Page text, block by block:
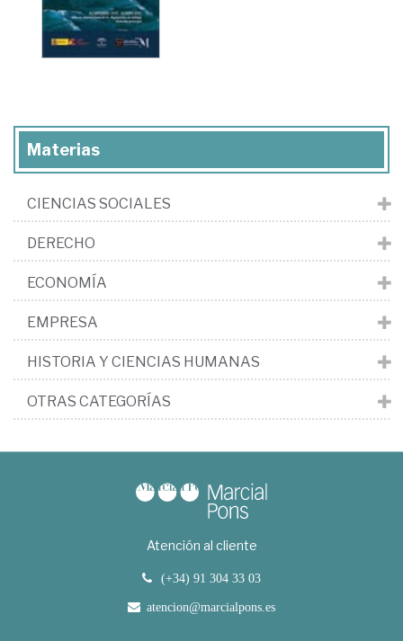
Materias
CIENCIAS SOCIALES
DERECHO
ECONOMÍA
EMPRESA
HISTORIA Y CIENCIAS HUMANAS
OTRAS CATEGORÍAS
Atención al cliente
(+34) 91 304 33 03
atencion@marcialpons.es